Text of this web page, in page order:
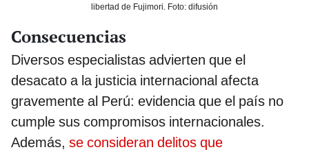
libertad de Fujimori. Foto: difusión
Consecuencias
Diversos especialistas advierten que el
desacato a la justicia internacional afecta
gravemente al Perú: evidencia que el país no
cumple sus compromisos internacionales.
Además, se consideran delitos que